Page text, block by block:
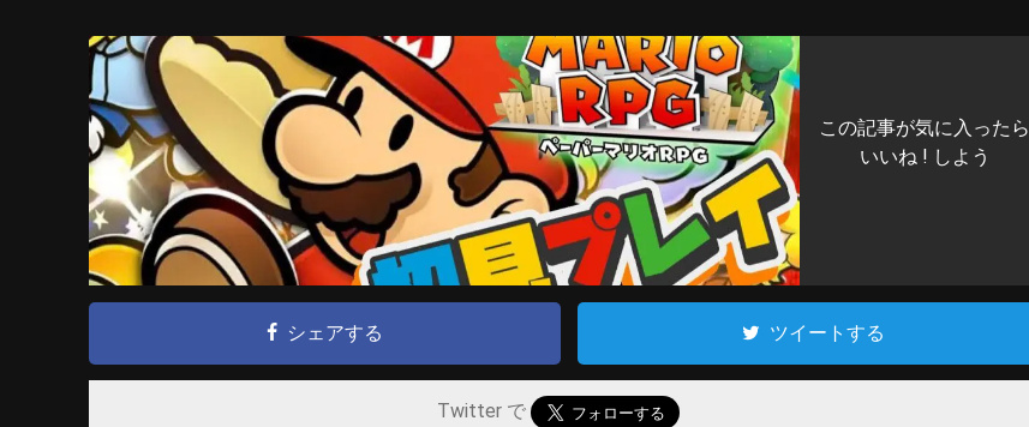
この記事が気に入ったら
いいね ! しよう
シェアする ツイートする
Twitter で